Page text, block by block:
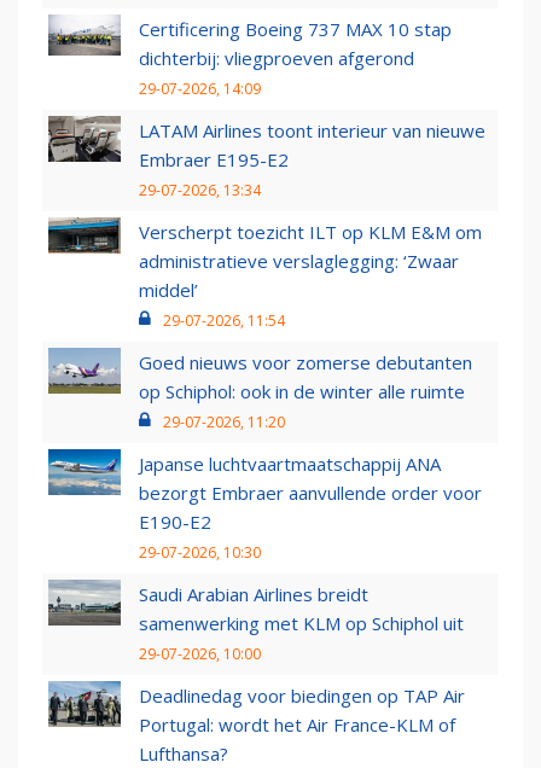
Certificering Boeing 737 MAX 10 stap
dichterbij: vliegproeven afgerond
29-07-2026, 14:09
LATAM Airlines toont interieur van nieuwe
Embraer E195-E2
29-07-2026, 13:34
Verscherpt toezicht ILT op KLM E&M om
administratieve verslaglegging: ‘Zwaar
middel’
29-07-2026, 11:54
Goed nieuws voor zomerse debutanten
op Schiphol: ook in de winter alle ruimte
29-07-2026, 11:20
Japanse luchtvaartmaatschappij ANA
bezorgt Embraer aanvullende order voor
E190-E2
29-07-2026, 10:30
Saudi Arabian Airlines breidt
samenwerking met KLM op Schiphol uit
29-07-2026, 10:00
Deadlinedag voor biedingen op TAP Air
Portugal: wordt het Air France-KLM of
Lufthansa?